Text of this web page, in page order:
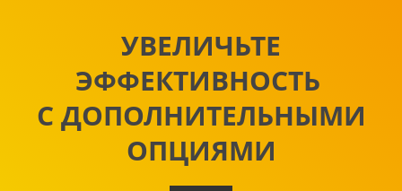
УВЕЛИЧЬТЕ
ЭФФЕКТИВНОСТЬ
С ДОПОЛНИТЕЛЬНЫМИ
ОПЦИЯМИ